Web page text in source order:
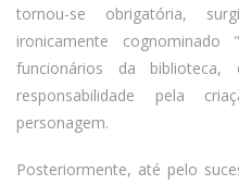
tornou-se obrigatória,
ironicamente
funcionários da biblioteca,
responsabilidade pela
personagem.
Posteriormente, até pelo